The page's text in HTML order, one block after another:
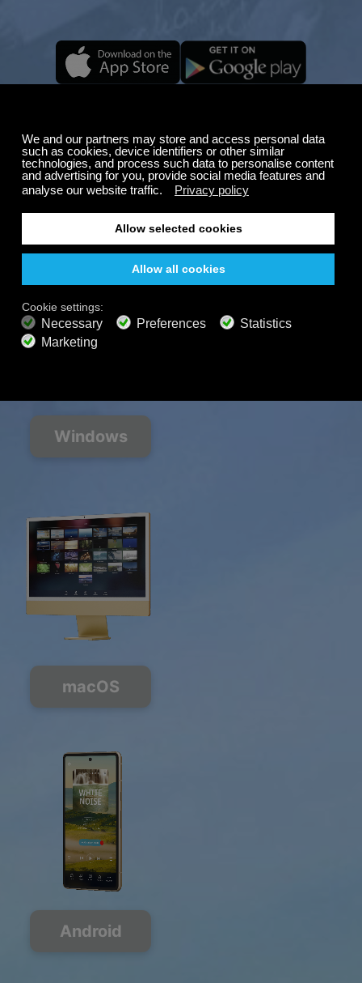
Saldi estivi
50%
sul tuo abbonamento.
200+ canali Ascolto infinito
Ascolta gratis
800+ canali musicali
Musica senza pubblicità
Mixer di paesaggi sonori
Windows
macOS
Android